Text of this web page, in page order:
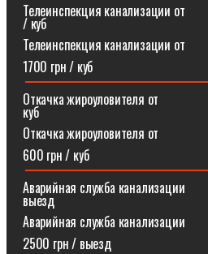
Телеинспекция канализации
/ куб
Телеинспекция канализации от
1700 грн / куб
Откачка жироуловителя
куб
Откачка жироуловителя от
600 грн / куб
Аварийная служба
выезд
Аварийная служба канализации
2500 грн / выезд